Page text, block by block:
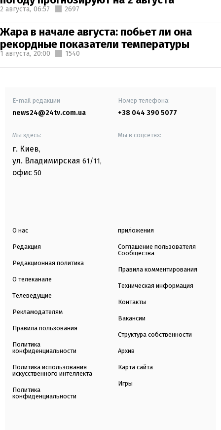
2 августа, 06:57 2697
Жара в начале августа: побьет ли она
рекордные показатели температуры
1 августа, 20:00 1540
E-mail редакции
news24@24tv.com.ua
Номер телефона:
+38 044 390 5077
Мы здесь:
г. Киев,
ул. Владимирская 61/11,
офис 50
Мы в соцсетях:
О нас
Редакция
Редакционная политика
О телеканале
Телеведущие
Рекламодателям
Правила пользования
Политика
конфиденциальности
Политика использования
искусственного интеллекта
Политика
конфиденциальности
приложения
Соглашение пользователя
Сообщества
Правила комментирования
Техническая информация
Контакты
Вакансии
Структура собственности
Архив
Карта сайта
Игры